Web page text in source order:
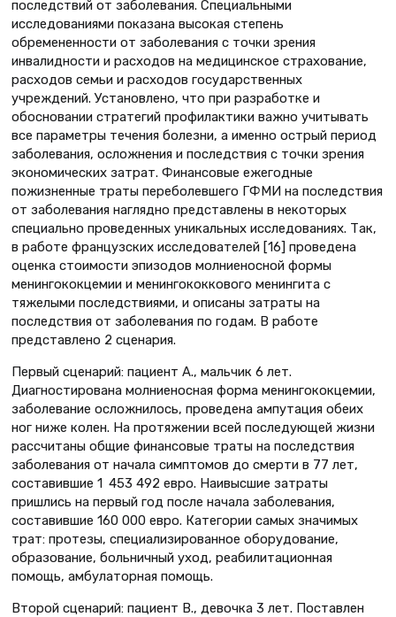
последствий от заболевания. Специальными
исследованиями показана высокая степень
обремененности от заболевания с точки зрения
инвалидности и расходов на медицинское страхование,
расходов семьи и расходов государственных
учреждений. Установлено, что при разработке и
обосновании стратегий профилактики важно учитывать
все параметры течения болезни, а именно острый период
заболевания, осложнения и последствия с точки зрения
экономических затрат. Финансовые ежегодные
пожизненные траты переболевшего ГФМИ на последствия
от заболевания наглядно представлены в некоторых
специально проведенных уникальных исследованиях. Так,
в работе французских исследователей [16] проведена
оценка стоимости эпизодов молниеносной формы
менингококцемии и менингококкового менингита с
тяжелыми последствиями, и описаны затраты на
последствия от заболевания по годам. В работе
представлено 2 сценария.
Первый сценарий: пациент А., мальчик 6 лет.
Диагностирована молниеносная форма менингококцемии,
заболевание осложнилось, проведена ампутация обеих
ног ниже колен. На протяжении всей последующей жизни
рассчитаны общие финансовые траты на последствия
заболевания от начала симптомов до смерти в 77 лет,
составившие 1 453 492 евро. Наивысшие затраты
пришлись на первый год после начала заболевания,
составившие 160 000 евро. Категории самых значимых
трат: протезы, специализированное оборудование,
образование, больничный уход, реабилитационная
помощь, амбулаторная помощь.
Второй сценарий: пациент В., девочка 3 лет. Поставлен